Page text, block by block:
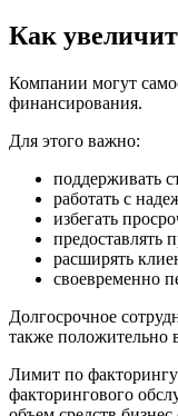
Как
Компании могут
финансирования.
Для этого важно:
поддерживать
работать с
избегать
предоставлять
расширять
своевременно
Долгосрочное
также положительно
Лимит по
факторингового